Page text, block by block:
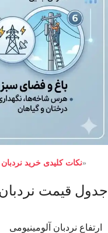
«نکات کلیدی خرید نردبان
جدول قیمت نردبان
ارتفاع نردبان آلومینیومی